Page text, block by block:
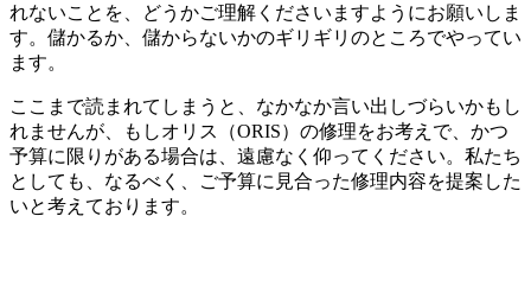
れないことを、どうかご理解くださいますようにお願いしま
す。儲かるか、儲からないかのギリギリのところでやってい
ます。
ここまで読まれてしまうと、なかなか言い出しづらいかもし
れませんが、もしオリス（ORIS）の修理をお考えで、かつ
予算に限りがある場合は、遠慮なく仰ってください。私たち
としても、なるべく、ご予算に見合った修理内容を提案した
いと考えております。